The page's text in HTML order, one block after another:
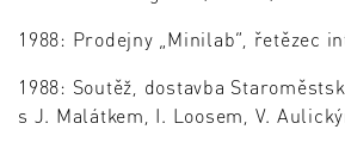
1988: Prodejny „Minilab“, řetězec
1988: Soutěž, dostavba
s J. Malátkem, I. Loosem, V.